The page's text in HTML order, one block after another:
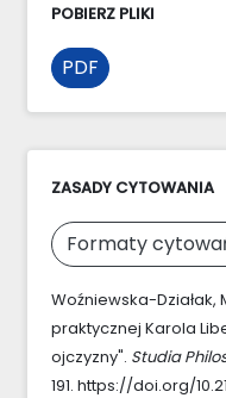
POBIERZ PLIKI
PDF
ZASADY CYTOWANIA
Formaty
Woźniewska-Działak,
praktycznej Karola
ojczyzny". Studia
191. https://doi.org/